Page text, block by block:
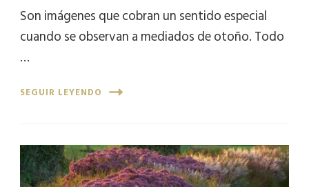
Son imágenes que cobran un sentido especial
cuando se observan a mediados de otoño. Todo
…
SEGUIR LEYENDO